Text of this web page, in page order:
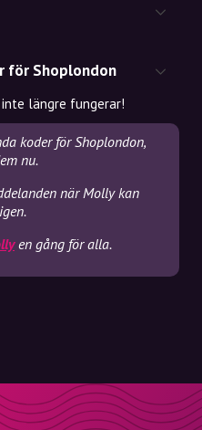
för Shoplondon
längre fungerar!
koder för Shoplondon,
nu.
när Molly kan
en gång för alla.